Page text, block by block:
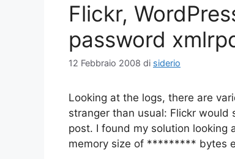
Flickr,
password
12 Febbraio 2008 di siderio
Looking at the logs, there are
stranger than usual: Flickr
post. I found my solution looking
memory size of ********* bytes